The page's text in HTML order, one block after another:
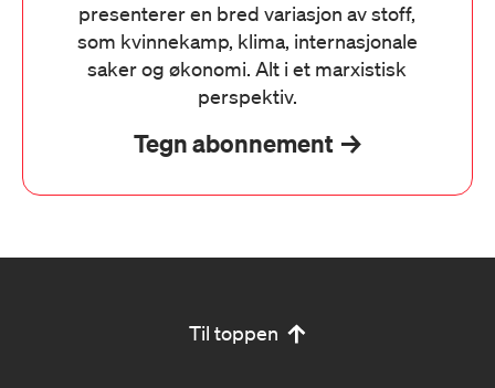
presenterer en bred variasjon av stoff,
som kvinnekamp, klima, internasjonale
saker og økonomi. Alt i et marxistisk
perspektiv.
Tegn abonnement
Til toppen